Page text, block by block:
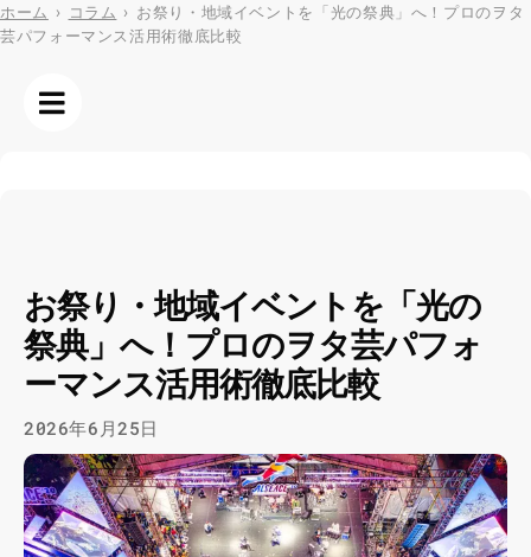
Skip
to
ホーム › コラム › お祭り・地域イベントを「光の祭典」へ！プロのヲタ
芸パフォーマンス活用術徹底比較
お祭り・地域イベントを「光の
祭典」へ！プロのヲタ芸パフォ
ーマンス活用術徹底比較
2026年6月25日